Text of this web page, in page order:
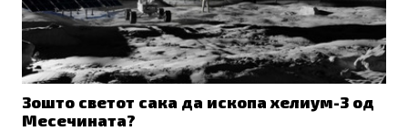
Зошто светот сака да ископа хелиум-3 од
Месечината?